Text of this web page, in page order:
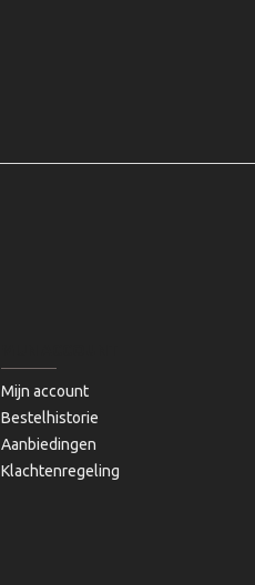
Mijn account
Bestelhistorie
Aanbiedingen
Klachtenregeling